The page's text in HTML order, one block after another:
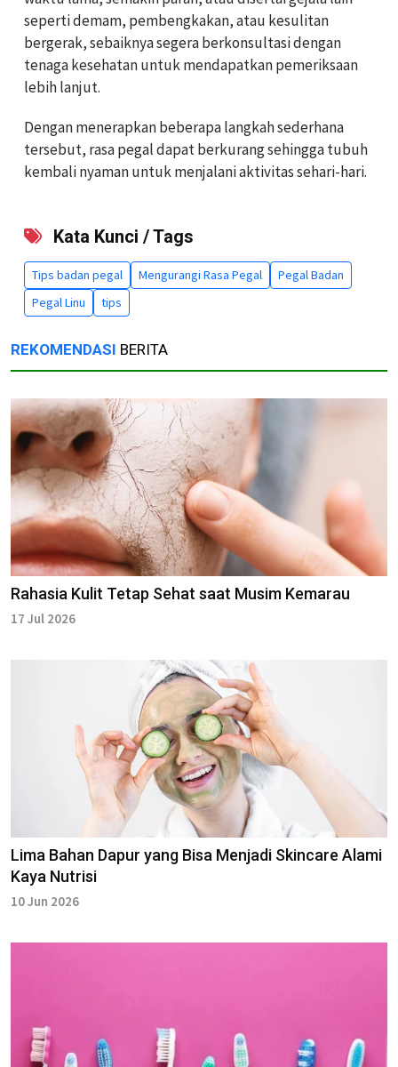
seperti demam, pembengkakan, atau kesulitan
bergerak, sebaiknya segera berkonsultasi dengan
tenaga kesehatan untuk mendapatkan pemeriksaan
lebih lanjut.
Dengan menerapkan beberapa langkah sederhana
tersebut, rasa pegal dapat berkurang sehingga tubuh
kembali nyaman untuk menjalani aktivitas sehari-hari.
Kata Kunci / Tags
Tips badan pegal Mengurangi Rasa Pegal
Pegal Badan
Pegal Linu
tips
REKOMENDASI BERITA
Rahasia Kulit Tetap Sehat saat Musim Kemarau
17 Jul 2026
Lima Bahan Dapur yang Bisa Menjadi Skincare Alami
Kaya Nutrisi
10 Jun 2026